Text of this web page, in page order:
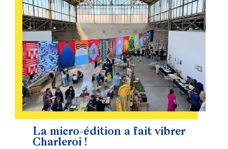
La micro-édition a fait vibrer
Charleroi !